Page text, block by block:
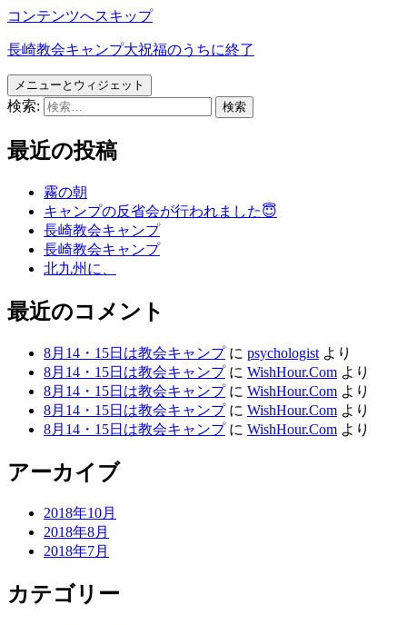
コンテンツへスキップ
長崎教会キャンプ大祝福のうちに終了
メニューとウィジェット
検索:
最近の投稿
霧の朝
キャンプの反省会が行われました😇
長崎教会キャンプ
長崎教会キャンプ
北九州に、
最近のコメント
8月14・15日は教会キャンプに psychologist より
8月14・15日は教会キャンプに WishHour.Com より
8月14・15日は教会キャンプに WishHour.Com より
8月14・15日は教会キャンプに WishHour.Com より
8月14・15日は教会キャンプに WishHour.Com より
アーカイブ
2018年10月
2018年8月
2018年7月
カテゴリー